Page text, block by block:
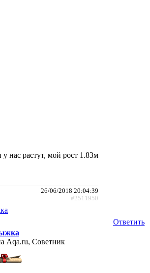
нас растут, мой рост 1.83м
26/06/2018 20:04:39
#2511950
Ответить
Aqa.ru, Советник